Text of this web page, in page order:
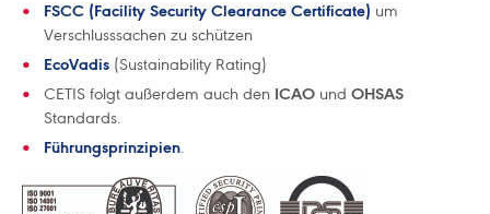
FSCC (Facility Security Clearance Certificate) um
Verschlusssachen zu schützen
EcoVadis (Sustainability Rating)
CETIS folgt außerdem auch den ICAO und OHSAS
Standards.
Führungsprinzipien.